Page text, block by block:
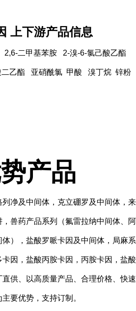
上下游产品信息
二甲基苯胺 2-溴-6-氯己酸乙酯
二乙酯 亚硝酰氯 甲酸 溴丁烷 锌粉
产品
净及中间体，克立硼罗及中间体，来
兽药产品系列（氟雷拉纳中间体、阿
），盐酸罗哌卡因及中间体，局麻系
因，盐酸丙胺卡因，丙胺卡因，盐酸
供、以高质量产品、合理价格、快速
要优势，支持订制。